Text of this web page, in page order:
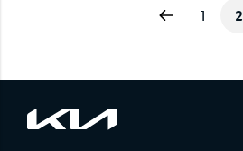
1 2